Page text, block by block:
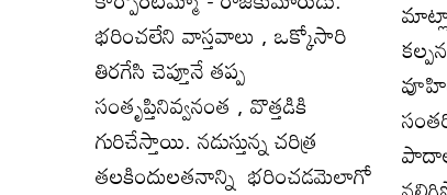
భరించలేని వాస్తవాలు , ఒక్కోసారి
తిరగేసి చెప్తూనే తప్ప
సంతృప్తినివ్వనంత , వొత్తడికి
గురిచేస్తాయి. నడుస్తున్న చరిత్ర
తలకిందులతనాన్ని భరించడమెలాగో
పాదాల